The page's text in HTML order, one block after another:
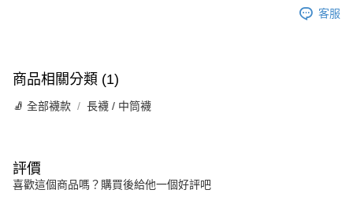
客服
商品相關分類 (1)
🧦 全部襪款 長襪 / 中筒襪
評價
喜歡這個商品嗎？購買後給他一個好評吧